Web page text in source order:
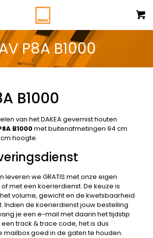
P8A B1000
B1000
van het DAKEA gevernist houten
B1000met buitenafmetingen 94 cm
hoogte.
leveren we GRATIS met onze eigen
met een koerierdienst. De keuze is
volume, gewicht en de kwetsbaarheid
Indien de koerierdienst jouw bestelling
je een e-mail met daarin het tijdstip
track & trace code, het is dus
mailbox goed in de gaten te houden.